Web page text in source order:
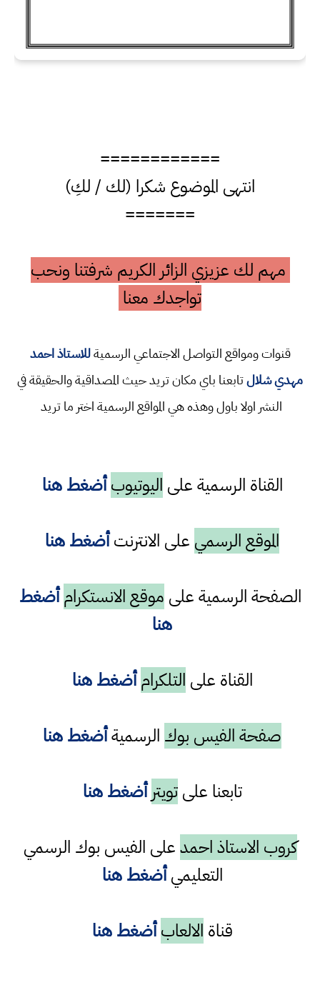
============
انتهى الموضوع شكرا (لك / لكِ)
=======
مهم لك عزيزي الزائر الكريم شرفتنا ونحب
تواجدك معنا
قنوات ومواقع التواصل الاجتماعي الرسميةللاستاذ احمد
مهدي شلالتابعنا باي مكان تريد حيث المصداقية والحقيقة في
النشر اولا باول وهذه هي المواقع الرسمية اختر ما تريد
القناة الرسمية على اليوتيوب أضغط هنا
الموقع الرسمي على الانترنتأضغط هنا
الصفحة الرسمية على موقع الانستكرام أضغط
هنا
القناة على التلكرام أضغط هنا
صفحة الفيس بوك الرسميةأضغط هنا
تابعنا علىتويتر أضغط هنا
كروب الاستاذ احمدعلى الفيس بوك الرسمي
التعليميأضغط هنا
قناة الالعاب أضغط هنا